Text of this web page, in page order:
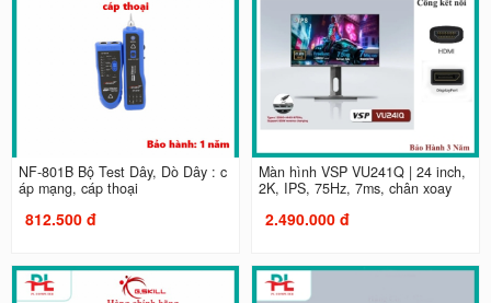
NF-801B Bộ Test Dây, Dò Dây : c
áp mạng, cáp thoại
812.500 đ
Màn hình VSP VU241Q | 24 inch,
2K, IPS, 75Hz, 7ms, chân xoay
2.490.000 đ